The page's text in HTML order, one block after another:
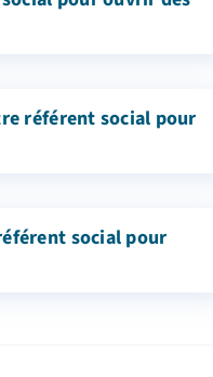
référent social pour
social pour